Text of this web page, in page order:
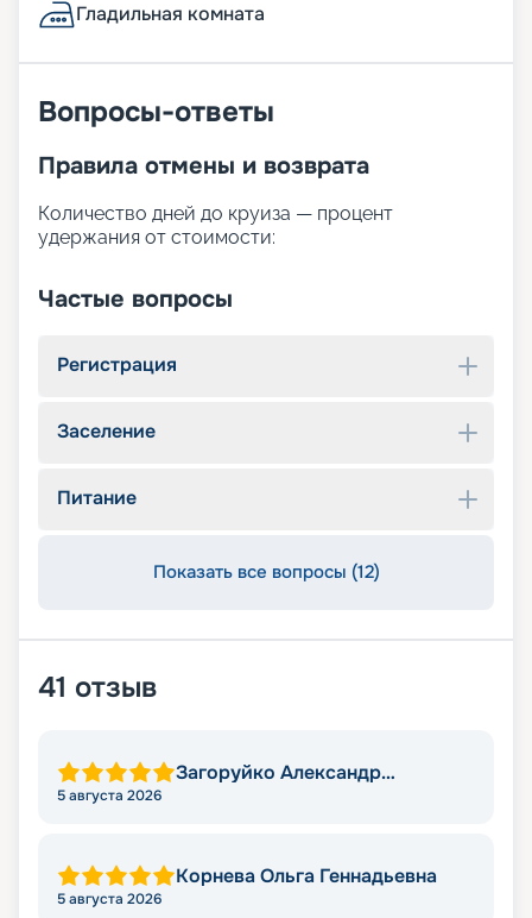
Гладильная комната
Вопросы-ответы
Правила отмены и возврата
Количество дней до круиза — процент
удержания от стоимости:
Частые вопросы
Регистрация
Заселение
Питание
Показать все вопросы (12)
41 отзыв
Загоруйко Александр
5 августа 2026
Корнева Ольга Геннадьевна
5 августа 2026